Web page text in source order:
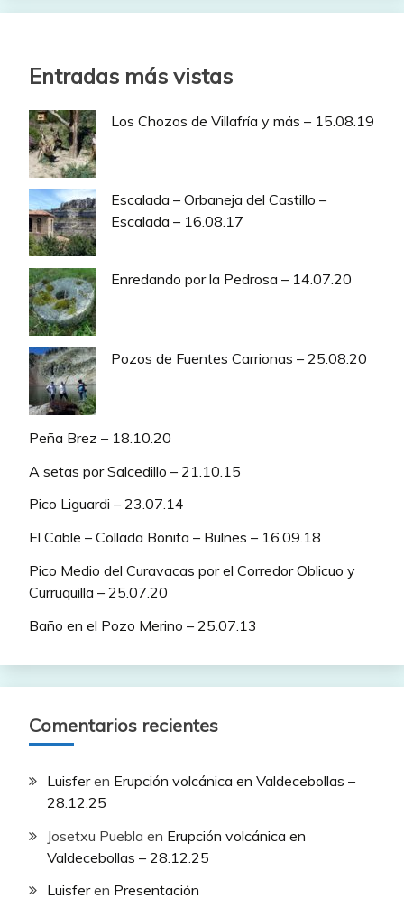
Entradas más vistas
Los Chozos de Villafría y más – 15.08.19
Escalada – Orbaneja del Castillo –
Escalada – 16.08.17
Enredando por la Pedrosa – 14.07.20
Pozos de Fuentes Carrionas – 25.08.20
Peña Brez – 18.10.20
A setas por Salcedillo – 21.10.15
Pico Liguardi – 23.07.14
El Cable – Collada Bonita – Bulnes – 16.09.18
Pico Medio del Curavacas por el Corredor Oblicuo y
Curruquilla – 25.07.20
Baño en el Pozo Merino – 25.07.13
Comentarios recientes
Luisferen Erupción volcánica en Valdecebollas –
28.12.25
Josetxu Puebla en Erupción volcánica en
Valdecebollas – 28.12.25
Luisferen Presentación